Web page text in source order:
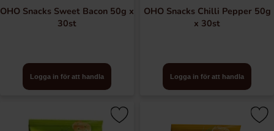
OHO Snacks Sweet Bacon 50g x
30st
Logga in för att handla
OHO Snacks Chilli Pepper 50g
x 30st
Logga in för att handla